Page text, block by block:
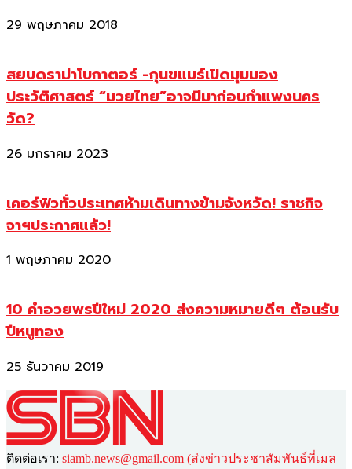
29 พฤษภาคม 2018
สยบดราม่าโบกาตอร์ -กุนขแมร์เปิดมุมมอง
ประวัติศาสตร์ “มวยไทย”อาจมีมาก่อนกำแพงนคร
วัด?
26 มกราคม 2023
เคอร์ฟิวทั่วประเทศห้ามเดินทางข้ามจังหวัด! ราชกิจ
จาฯประกาศแล้ว!
1 พฤษภาคม 2020
10 คำอวยพรปีใหม่ 2020 ส่งความหมายดีๆ ต้อนรับ
ปีหนูทอง
25 ธันวาคม 2019
ติดต่อเรา: siamb.news@gmail.com (ส่งข่าวประชาสัมพันธ์ที่เมล